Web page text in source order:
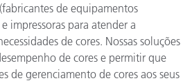
de equipamentos
impressoras para atender a
de cores. Nossas soluções
de cores e permitir que
de gerenciamento de cores aos seus